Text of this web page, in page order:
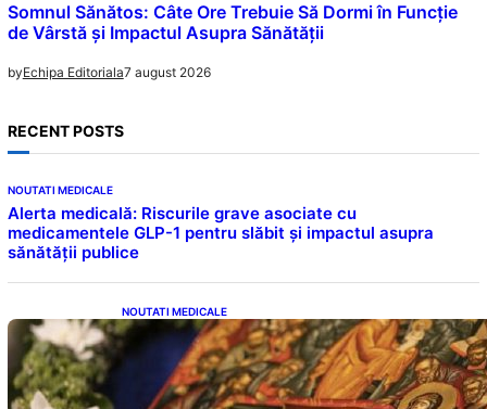
Somnul Sănătos: Câte Ore Trebuie Să Dormi în Funcție
de Vârstă și Impactul Asupra Sănătății
byEchipa Editoriala7 august 2026
RECENT POSTS
NOUTATI MEDICALE
Alerta medicală: Riscurile grave asociate cu
medicamentele GLP-1 pentru slăbit și impactul asupra
sănătății publice
NOUTATI MEDICALE
Postul Adormirii Maicii Domnului: Tradiții,
Superstiții și Implicații Spiritualitate în 2026